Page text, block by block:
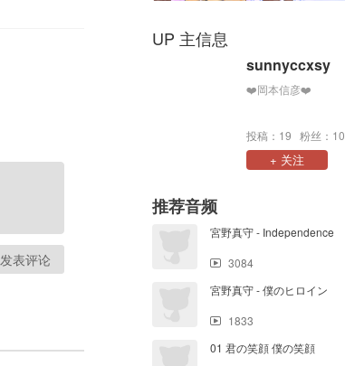
发表评论
UP 主信息
sunnyccxsy
❤️岡本信彦❤️
投稿：19 粉丝：10
+ 关注
推荐音频
宮野真守 - Independence
3084
宮野真守 - 僕のヒロイン
1833
01 君の笑顔 僕の笑顔